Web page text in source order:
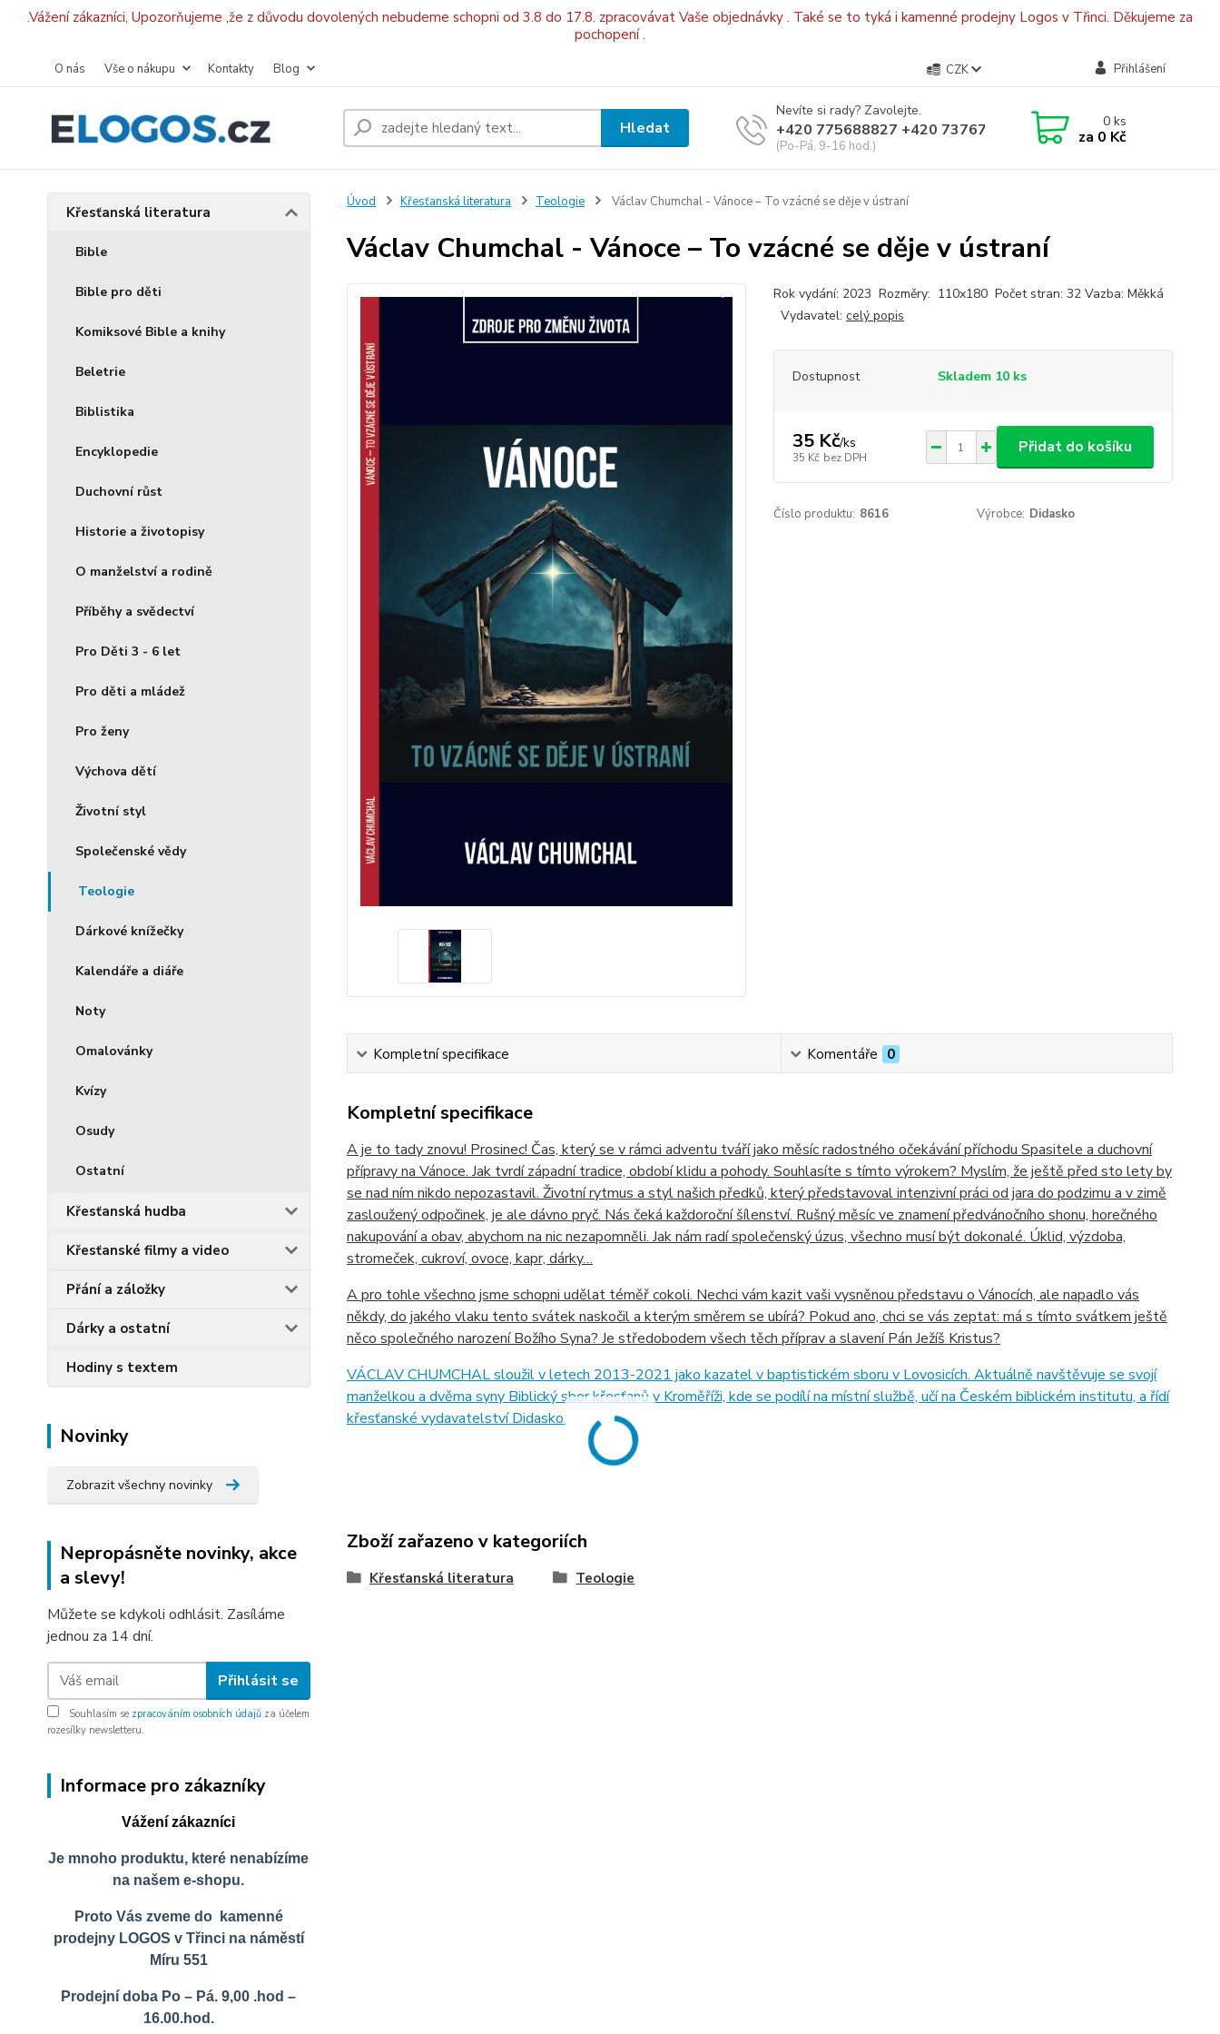
.Vážení zákazníci, Upozorňujeme ,že z důvodu dovolených nebudeme schopni od 3.8 do 17.8. zpracovávat Vaše objednávky . Také se to tyká i kamenné prodejny Logos v Třinci. Děkujeme za
pochopení .
O nás Vše o nákupu Kontakty Blog CZK Přihlášení
Hledat
Nevíte si rady? Zavolejte.
+420 775688827 +420 737670415
(Po-Pá, 9-16 hod.)
0ks
za 0 Kč
Křesťanská literatura
Bible
Bible pro děti
Komiksové Bible a knihy
Beletrie
Biblistika
Encyklopedie
Duchovní růst
Historie a životopisy
O manželství a rodině
Příběhy a svědectví
Pro Děti 3 - 6 let
Pro děti a mládež
Pro ženy
Výchova dětí
Životní styl
Společenské vědy
Teologie
Dárkové knížečky
Kalendáře a diáře
Noty
Omalovánky
Kvízy
Osudy
Ostatní
Křesťanská hudba
Křesťanské filmy a video
Přání a záložky
Dárky a ostatní
Hodiny s textem
Novinky
Zobrazit všechny novinky
Nepropásněte novinky, akce
a slevy!
Můžete se kdykoli odhlásit. Zasíláme
jednou za 14 dní.
Přihlásit se
Souhlasím se zpracováním osobních údajů za účelem
rozesílky newsletteru.
Informace pro zákazníky
Vážení zákazníci
Je mnoho produktu, které nenabízíme
na našem e-shopu.
Proto Vás zveme do kamenné
prodejny LOGOS v Třinci na náměstí
Míru 551
Prodejní doba Po – Pá. 9,00 .hod –
16.00.hod.
Úvod Křesťanská literatura Teologie Václav Chumchal - Vánoce – To vzácné se děje v ústraní
Václav Chumchal - Vánoce – To vzácné se děje v ústraní
Rok vydání: 2023 Rozměry: 110x180 Počet stran: 32 Vazba: Měkká
Vydavatel: celý popis
Dostupnost Skladem 10 ks
35 Kč/ks
35 Kč bez DPH
Přidat do košíku
Číslo produktu: 8616 Výrobce: Didasko
Kompletní specifikace Komentáře 0
Kompletní specifikace
A je to tady znovu! Prosinec! Čas, který se v rámci adventu tváří jako měsíc radostného očekávání příchodu Spasitele a duchovní
přípravy na Vánoce. Jak tvrdí západní tradice, období klidu a pohody. Souhlasíte s tímto výrokem? Myslím, že ještě před sto lety by
se nad ním nikdo nepozastavil. Životní rytmus a styl našich předků, který představoval intenzivní práci od jara do podzimu a v zimě
zasloužený odpočinek, je ale dávno pryč. Nás čeká každoroční šílenství. Rušný měsíc ve znamení předvánočního shonu, horečného
nakupování a obav, abychom na nic nezapomněli. Jak nám radí společenský úzus, všechno musí být dokonalé. Úklid, výzdoba,
stromeček, cukroví, ovoce, kapr, dárky…
A pro tohle všechno jsme schopni udělat téměř cokoli. Nechci vám kazit vaši vysněnou představu o Vánocích, ale napadlo vás
někdy, do jakého vlaku tento svátek naskočil a kterým směrem se ubírá? Pokud ano, chci se vás zeptat: má s tímto svátkem ještě
něco společného narození Božího Syna? Je středobodem všech těch příprav a slavení Pán Ježíš Kristus?
VÁCLAV CHUMCHAL sloužil v letech 2013-2021 jako kazatel v baptistickém sboru v Lovosicích. Aktuálně navštěvuje se svojí
manželkou a dvěma syny Biblický sbor křesťanů v Kroměříži, kde se podílí na místní službě, učí na Českém biblickém institutu, a řídí
křesťanské vydavatelství Didasko.
Zboží zařazeno v kategoriích
Křesťanská literatura Teologie